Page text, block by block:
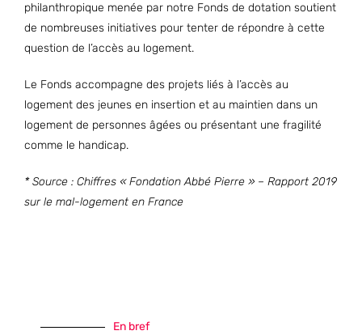
philanthropique menée par notre Fonds de dotation soutient
de nombreuses initiatives pour tenter de répondre à cette
question de l’accès au logement.
Le Fonds accompagne des projets liés à l’accès au
logement des jeunes en insertion et au maintien dans un
logement de personnes âgées ou présentant une fragilité
comme le handicap.
* Source : Chiffres « Fondation Abbé Pierre » – Rapport 2019
sur le mal-logement en France
En bref